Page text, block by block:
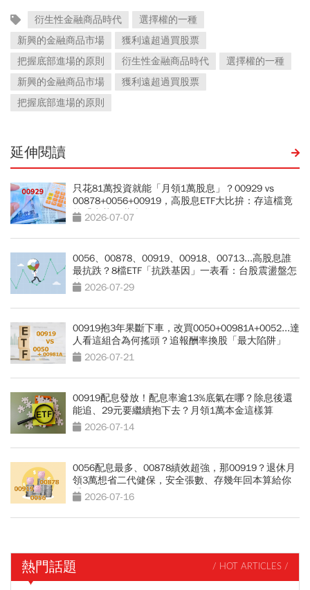
衍生性金融商品時代
選擇權的一種
新興的金融商品市場
獲利遠超過買股票
把握底部進場的原則
衍生性金融商品時代
選擇權的一種
新興的金融商品市場
獲利遠超過買股票
把握底部進場的原則
延伸閱讀
只花81萬投資就能「月領1萬股息」？00929 vs
00878+0056+00919，高股息ETF大比拚：存這檔竟
能「少花30萬本金」
2026-07-07
0056、00878、00919、00918、00713...高股息誰
最抗跌？8檔ETF「抗跌基因」一表看：台股震盪盤怎
麼買？
2026-07-29
00919抱3年果斷下車，改買0050+00981A+0052...達
人看這組合為何搖頭？追報酬率換股「最大陷阱」
2026-07-21
00919配息發放！配息率逾13%底氣在哪？除息後還
能追、29元要繼續抱下去？月領1萬本金這樣算
2026-07-14
0056配息最多、00878績效超強，那00919？退休月
領3萬想省二代健保，安全張數、存幾年回本算給你
看 2026-07-16
熱門話題 / HOT ARTICLES /